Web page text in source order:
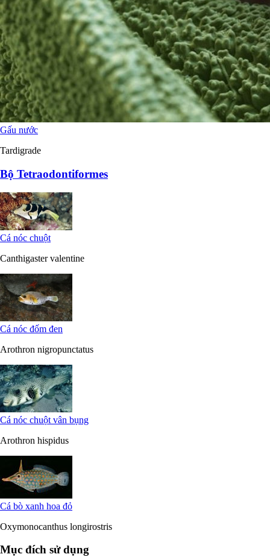
Gấu nước
Tardigrade
Bộ Tetraodontiformes
Cá nóc chuột
Canthigaster valentine
Cá nóc đốm đen
Arothron nigropunctatus
Cá nóc chuột vân bụng
Arothron hispidus
Cá bò xanh hoa đỏ
Oxymonocanthus longirostris
Mục đích sử dụng